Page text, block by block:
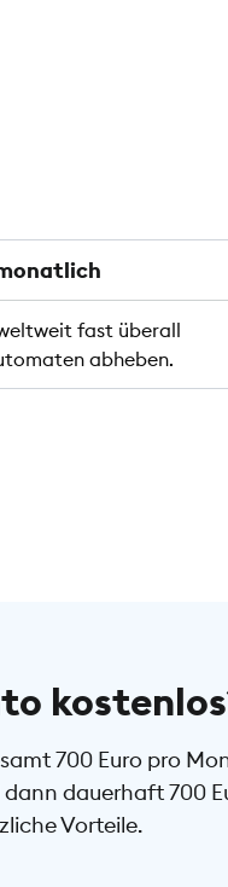
fast überall
abheben.
700 Euro pro
dauerhaft 700
Vorteile.